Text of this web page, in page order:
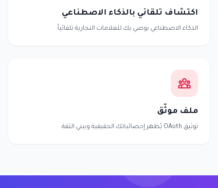
اكتشاف تلقائي بالذكاء الاصطناعي
الذكاء الاصطناعي يوصي بك للعلامات التجارية تلقائياً
ملف موثّق
توثيق OAuth يُظهر إحصائياتك الحقيقية ويبني الثقة